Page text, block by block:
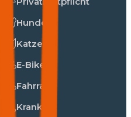
Hunde
Katzen
E-Bike
Fahrrad
Kranken